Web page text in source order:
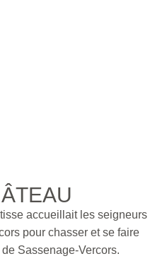
accueillait les seigneurs
pour chasser et se faire
Sassenage-Vercors.